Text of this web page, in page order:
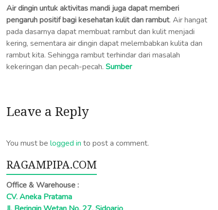
Air dingin untuk aktivitas mandi juga dapat memberi
pengaruh positif bagi kesehatan kulit dan rambut. Air hangat
pada dasarnya dapat membuat rambut dan kulit menjadi
kering, sementara air dingin dapat melembabkan kulita dan
rambut kita. Sehingga rambut terhindar dari masalah
kekeringan dan pecah-pecah.Sumber
Leave a Reply
You must belogged in to post a comment.
RAGAMPIPA.COM
Office & Warehouse :
CV. Aneka Pratama